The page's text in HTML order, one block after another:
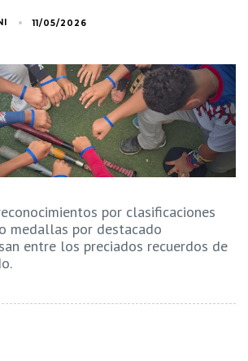
11/05/2026
por clasificaciones
medallas por destacado
entre los preciados recuerdos de